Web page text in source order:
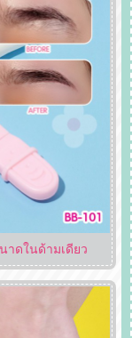
าดในด้ามเดียว